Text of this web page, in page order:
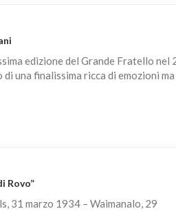
edizione del Grande Fratello nel
una finalissima ricca di emozioni ma
Rovo”
31 marzo 1934 – Waimanalo, 29